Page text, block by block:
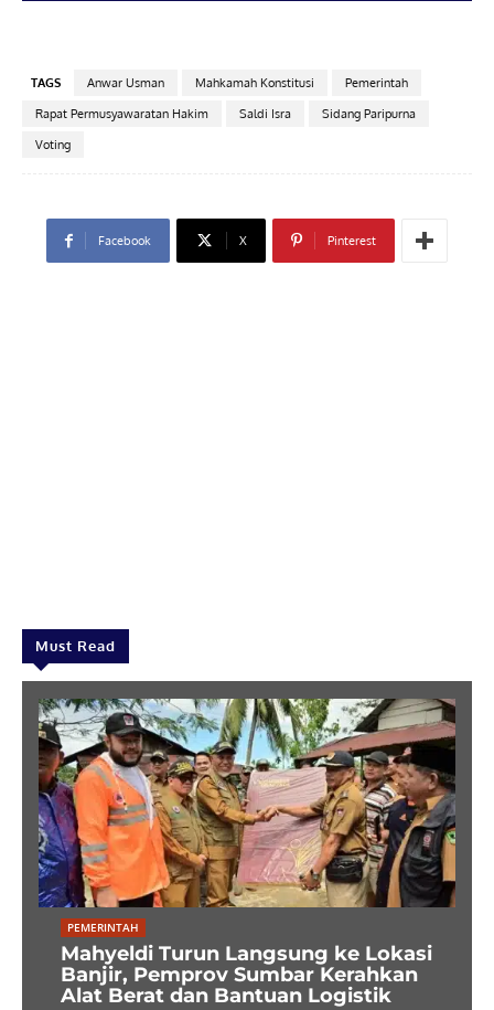
TAGS Anwar Usman Mahkamah Konstitusi
Pemerintah
Rapat Permusyawaratan Hakim
Saldi Isra
Sidang Paripurna
Voting
Facebook X Pinterest
Must Read
PEMERINTAH
Mahyeldi Turun Langsung ke Lokasi
Banjir, Pemprov Sumbar Kerahkan
Alat Berat dan Bantuan Logistik